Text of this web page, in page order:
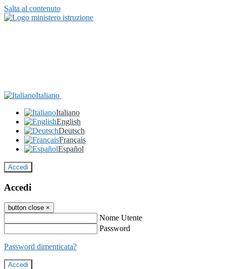
Salta al contenuto
Italiano
Italiano
English
Deutsch
Français
Español
Accedi
Accedi
button close ×
Nome Utente
Password
Password dimenticata?